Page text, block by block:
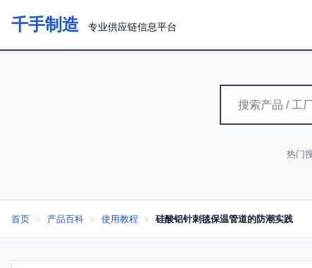
千手制造 专业供应链信息平台
热门
首页 > 产品百科 > 使用教程 > 硅酸铝针刺毯保温管道的防潮实践